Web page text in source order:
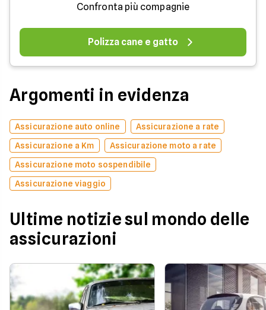
Confronta più compagnie
Polizza cane e gatto
Argomenti in evidenza
Assicurazione auto online
Assicurazione a rate
Assicurazione a Km
Assicurazione moto a rate
Assicurazione moto sospendibile
Assicurazione viaggio
Ultime notizie sul mondo delle
assicurazioni